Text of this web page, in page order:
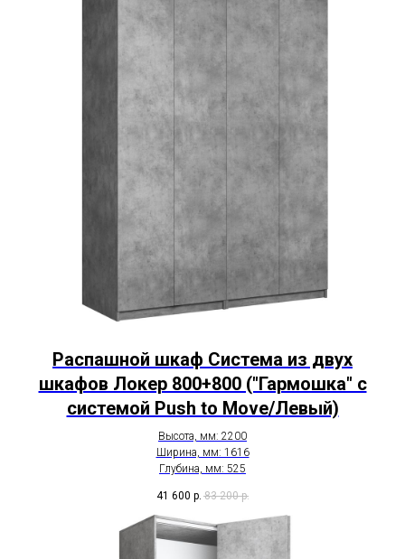
Распашной шкаф Система из двух
шкафов Локер 800+800 ("Гармошка" с
системой Push to Move/Левый)
Высота, мм: 2200
Ширина, мм: 1616
Глубина, мм: 525
41 600 р. 83 200 р.